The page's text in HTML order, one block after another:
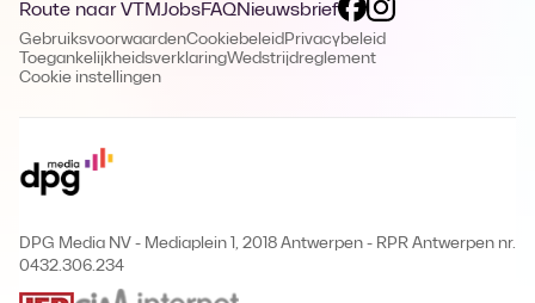
Route naar VTMJobsFAQNieuwsbrief
GebruiksvoorwaardenCookiebeleid Privacybeleid
ToegankelijkheidsverklaringWedstrijdreglement
Cookie instellingen
DPG Media NV - Mediaplein 1, 2018 Antwerpen - RPR Antwerpen nr.
0432.306.234